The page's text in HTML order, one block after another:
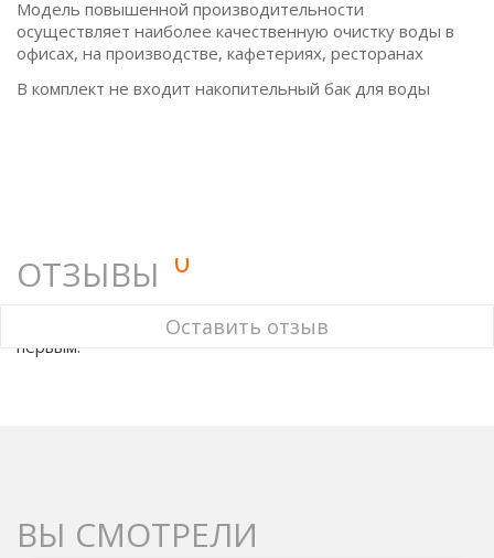
Модель повышенной производительности
осуществляет наиболее качественную очистку воды в
офисах, на производстве, кафетериях, ресторанах
В комплект не входит накопительный бак для воды
ОТЗЫВЫ 0
Оставить отзыв
У этого товара нет ни одного отзыва. Вы можете стать
первым.
ВЫ СМОТРЕЛИ